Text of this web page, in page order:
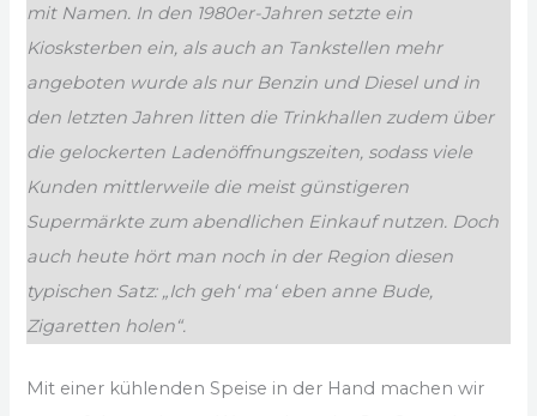
mit Namen. In den 1980er-Jahren setzte ein
Kiosksterben ein, als auch an Tankstellen mehr
angeboten wurde als nur Benzin und Diesel und in
den letzten Jahren litten die Trinkhallen zudem über
die gelockerten Ladenöffnungszeiten, sodass viele
Kunden mittlerweile die meist günstigeren
Supermärkte zum abendlichen Einkauf nutzen. Doch
auch heute hört man noch in der Region diesen
typischen Satz: „Ich geh‘ ma‘ eben anne Bude,
Zigaretten holen“.
Mit einer kühlenden Speise in der Hand machen wir